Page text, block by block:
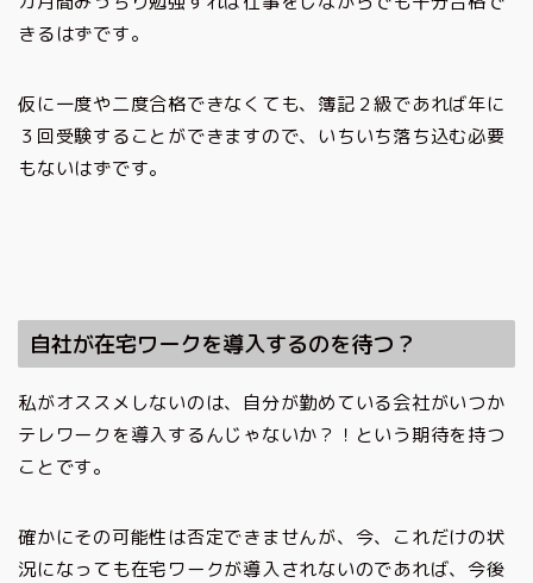
きるはずです。
仮に一度や二度合格できなくても、簿記２級であれば年に
３回受験することができますので、いちいち落ち込む必要
もないはずです。
自社が在宅ワークを導入するのを待つ？
私がオススメしないのは、自分が勤めている会社がいつか
テレワークを導入するんじゃないか？！という期待を持つ
ことです。
確かにその可能性は否定できませんが、今、これだけの状
況になっても在宅ワークが導入されないのであれば、今後